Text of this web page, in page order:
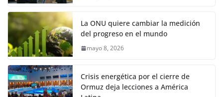
La ONU quiere cambiar la medición
del progreso en el mundo
mayo 8, 2026
Crisis energética por el cierre de
Ormuz deja lecciones a América